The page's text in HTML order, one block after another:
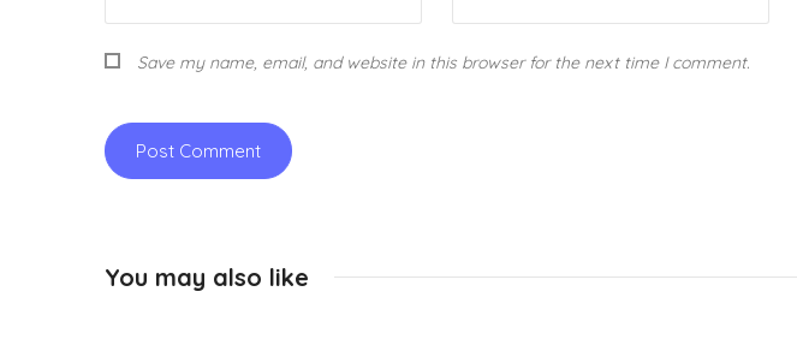
Save my name, email, and website in this browser for the next time I comment.
You may also like